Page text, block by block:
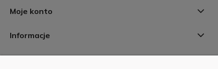
Moje konto
Informacje